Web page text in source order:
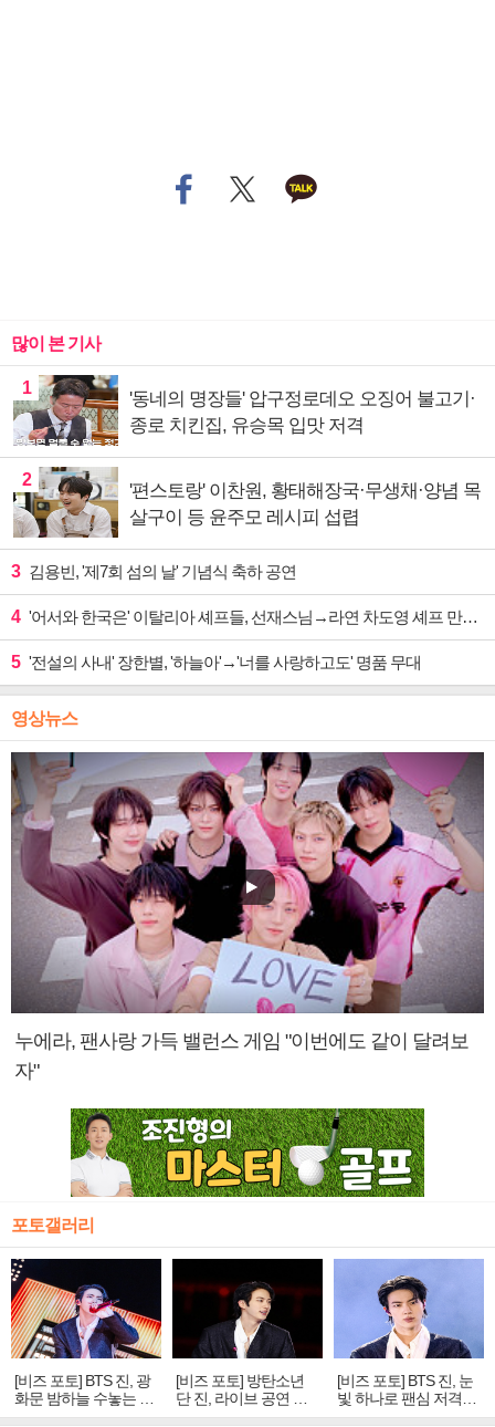
많이 본 기사
1
'동네의 명장들' 압구정로데오 오징어 불고기·
종로 치킨집, 유승목 입맛 저격
2
'편스토랑' 이찬원, 황태해장국·무생채·양념 목
살구이 등 윤주모 레시피 섭렵
3 김용빈, '제7회 섬의 날' 기념식 축하 공연
4 '어서와 한국은' 이탈리아 셰프들, 선재스님→라연 차도영 셰프 만난다
5 '전설의 사내' 장한별, '하늘아'→'너를 사랑하고도' 명품 무대
영상뉴스
누에라, 팬사랑 가득 밸런스 게임 "이번에도 같이 달려보
자"
포토갤러리
[비즈 포토] BTS 진, 광
화문 밤하늘 수놓는 '비
주얼 킹'의 열창
[비즈 포토] 방탄소년
단 진, 라이브 공연 중
빛나는 독보적 아우라
[비즈 포토] BTS 진, 눈
빛 하나로 팬심 저격…
독보적 카리스마